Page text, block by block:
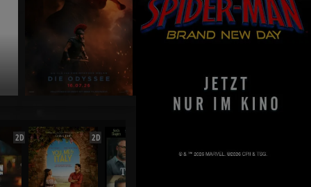
Jetzt exklusiv im Kino
2D 2D